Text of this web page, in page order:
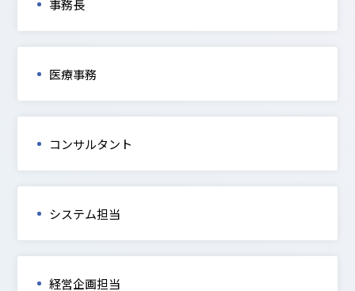
事務長
医療事務
コンサルタント
システム担当
経営企画担当